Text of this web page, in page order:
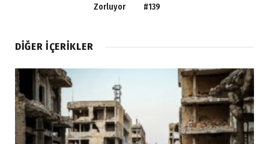
Zorluyor
#139
DIĞER İÇERIKLER